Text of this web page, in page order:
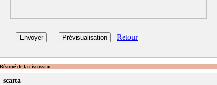
Retour
Résumé de la discussion
scarta